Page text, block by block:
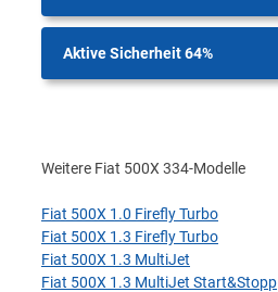
Aktive Sicherheit 64%
Weitere Fiat 500X 334-Modelle
Fiat 500X 1.0 Firefly Turbo
Fiat 500X 1.3 Firefly Turbo
Fiat 500X 1.3 MultiJet
Fiat 500X 1.3 MultiJet Start&Stopp